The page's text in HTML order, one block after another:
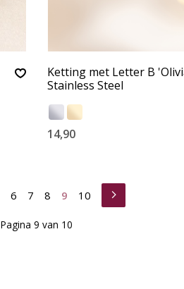
Ketting met Letter B
Stainless Steel
14,90
6 7 8 9 10
Pagina 9 van 10